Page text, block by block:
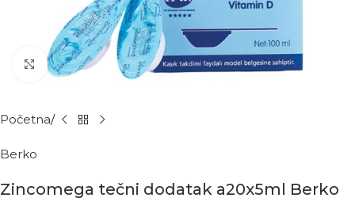
Kliknite za povećanje
Početna
Berko
Zincomega tečni dodatak a20x5ml Berko